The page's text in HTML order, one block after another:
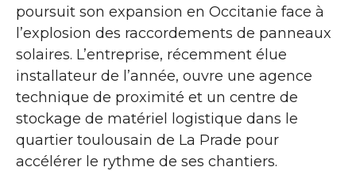
poursuit son expansion en Occitanie face à
l’explosion des raccordements de panneaux
solaires. L’entreprise, récemment élue
installateur de l’année, ouvre une agence
technique de proximité et un centre de
stockage de matériel logistique dans le
quartier toulousain de La Prade pour
accélérer le rythme de ses chantiers.